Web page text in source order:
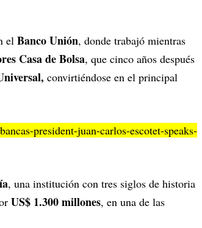
el Banco Unión, donde trabajó mientras
Casa de Bolsa, que cinco años después
convirtiéndose en el principal
president-juan-carlos-escotet-speaks-
, una institución con tres siglos de historia
US$ 1.300 millones, en una de las